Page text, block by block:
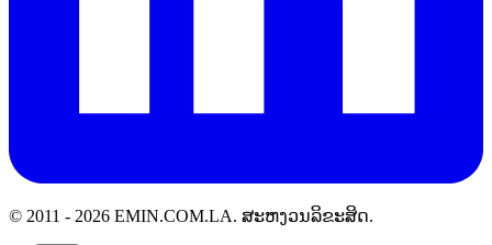
© 2011 - 2026 EMIN.COM.LA. ສະຫງວນລິຂະສິດ.